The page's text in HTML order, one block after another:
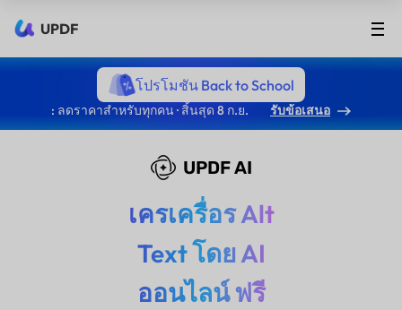
UPDF
โปรโมชัน Back to School
: ลดราคาสำหรับทุกคน · สิ้นสุด 8 ก.ย. รับข้อเสนอ
UPDF AI
เครเครื่อร Alt
Text โดย AI
ออนไลน์ ฟรี